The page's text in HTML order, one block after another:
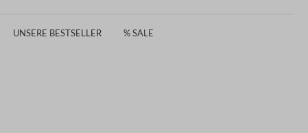
UNSERE BESTSELLER % SALE